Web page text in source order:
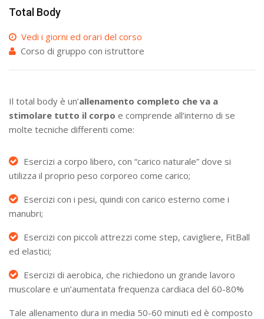
Total Body
Vedi i giorni ed orari del corso
Corso di gruppo con istruttore
Il total body è un’allenamento completo che va a
stimolare tutto il corpo e comprende all’interno di se
molte tecniche differenti come:
Esercizi a corpo libero, con “carico naturale” dove si
utilizza il proprio peso corporeo come carico;
Esercizi con i pesi, quindi con carico esterno come i
manubri;
Esercizi con piccoli attrezzi come step, cavigliere, FitBall
ed elastici;
Esercizi di aerobica, che richiedono un grande lavoro
muscolare e un’aumentata frequenza cardiaca del 60-80%
Tale allenamento dura in media 50-60 minuti ed è composto